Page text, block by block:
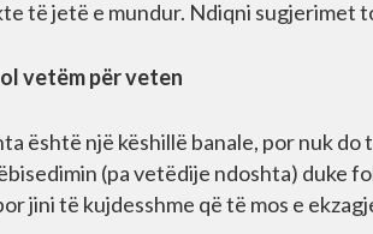
të jetë e mundur. Ndiqni sugjerimet
vetëm për veten
është një këshillë banale, por nuk
(pa vetëdije ndoshta) duke
jini të kujdesshme që të mos e